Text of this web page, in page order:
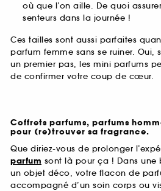
où que l’on aille. De quoi
senteurs dans la journée !
Ces tailles sont aussi parfaites
parfum femme sans se ruiner. Oui,
un premier pas, les mini parfums
de confirmer votre coup de cœur.
Coffrets parfums, parfums
pour (re)trouver sa fragrance.
Que diriez-vous de prolonger
parfum sont là pour ça ! Dans une
un objet déco, votre flacon de
accompagné d’un soin corps ou